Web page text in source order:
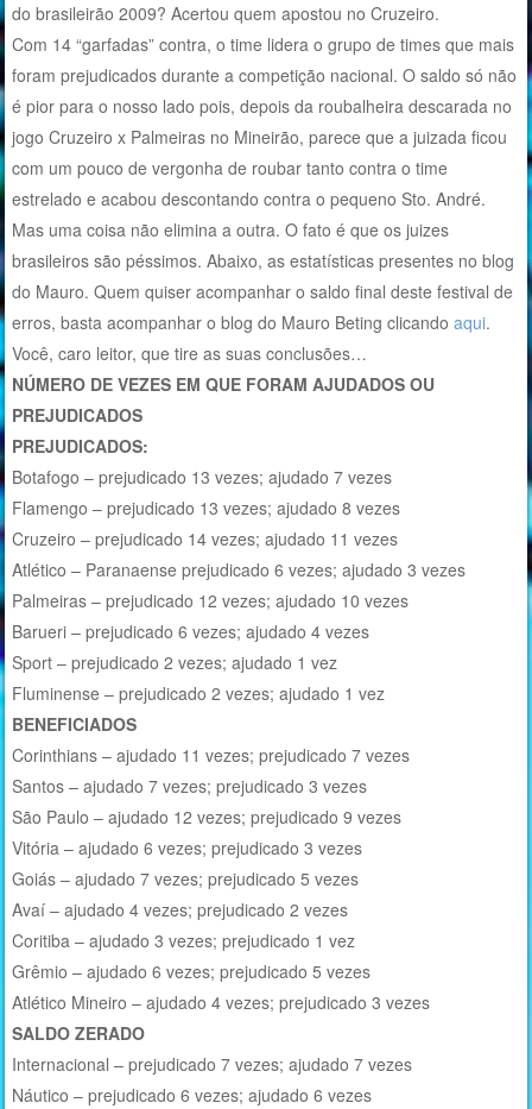
do brasileirão 2009? Acertou quem apostou no Cruzeiro.
Com 14 “garfadas” contra, o time lidera o grupo de times que mais
foram prejudicados durante a competição nacional. O saldo só não
é pior para o nosso lado pois, depois da roubalheira descarada no
jogo Cruzeiro x Palmeiras no Mineirão, parece que a juizada ficou
com um pouco de vergonha de roubar tanto contra o time
estrelado e acabou descontando contra o pequeno Sto. André.
Mas uma coisa não elimina a outra. O fato é que os juizes
brasileiros são péssimos. Abaixo, as estatísticas presentes no blog
do Mauro. Quem quiser acompanhar o saldo final deste festival de
erros, basta acompanhar o blog do Mauro Beting clicandoaqui.
Você, caro leitor, que tire as suas conclusões…
NÚMERO DE VEZES EM QUE FORAM AJUDADOS OU
PREJUDICADOS
PREJUDICADOS:
Botafogo – prejudicado 13 vezes; ajudado 7 vezes
Flamengo – prejudicado 13 vezes; ajudado 8 vezes
Cruzeiro – prejudicado 14 vezes; ajudado 11 vezes
Atlético – Paranaense prejudicado 6 vezes; ajudado 3 vezes
Palmeiras – prejudicado 12 vezes; ajudado 10 vezes
Barueri – prejudicado 6 vezes; ajudado 4 vezes
Sport – prejudicado 2 vezes; ajudado 1 vez
Fluminense – prejudicado 2 vezes; ajudado 1 vez
BENEFICIADOS
Corinthians – ajudado 11 vezes; prejudicado 7 vezes
Santos – ajudado 7 vezes; prejudicado 3 vezes
São Paulo – ajudado 12 vezes; prejudicado 9 vezes
Vitória – ajudado 6 vezes; prejudicado 3 vezes
Goiás – ajudado 7 vezes; prejudicado 5 vezes
Avaí – ajudado 4 vezes; prejudicado 2 vezes
Coritiba – ajudado 3 vezes; prejudicado 1 vez
Grêmio – ajudado 6 vezes; prejudicado 5 vezes
Atlético Mineiro – ajudado 4 vezes; prejudicado 3 vezes
SALDO ZERADO
Internacional – prejudicado 7 vezes; ajudado 7 vezes
Náutico – prejudicado 6 vezes; ajudado 6 vezes